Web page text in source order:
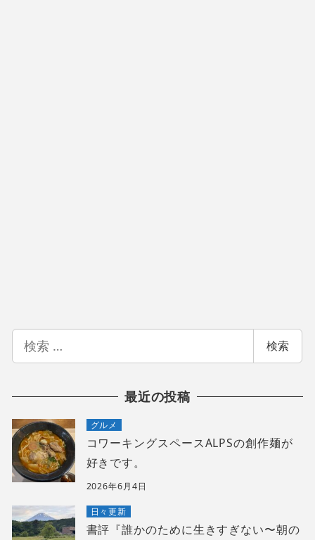
索
検索
最近の投稿
グルメ
コワーキングスペースALPSの創作麺が
好きです。
2026年6月4日
日々更新
書評『誰かのために生きすぎない〜朝の